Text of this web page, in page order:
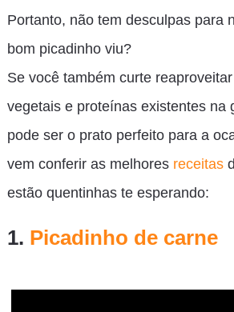
Portanto, não tem desculpas para
bom picadinho viu?
Se você também curte
vegetais e proteínas existentes na
pode ser o prato perfeito para a
vem conferir as melhores receitas
estão quentinhas te esperando:
1. Picadinho de carne